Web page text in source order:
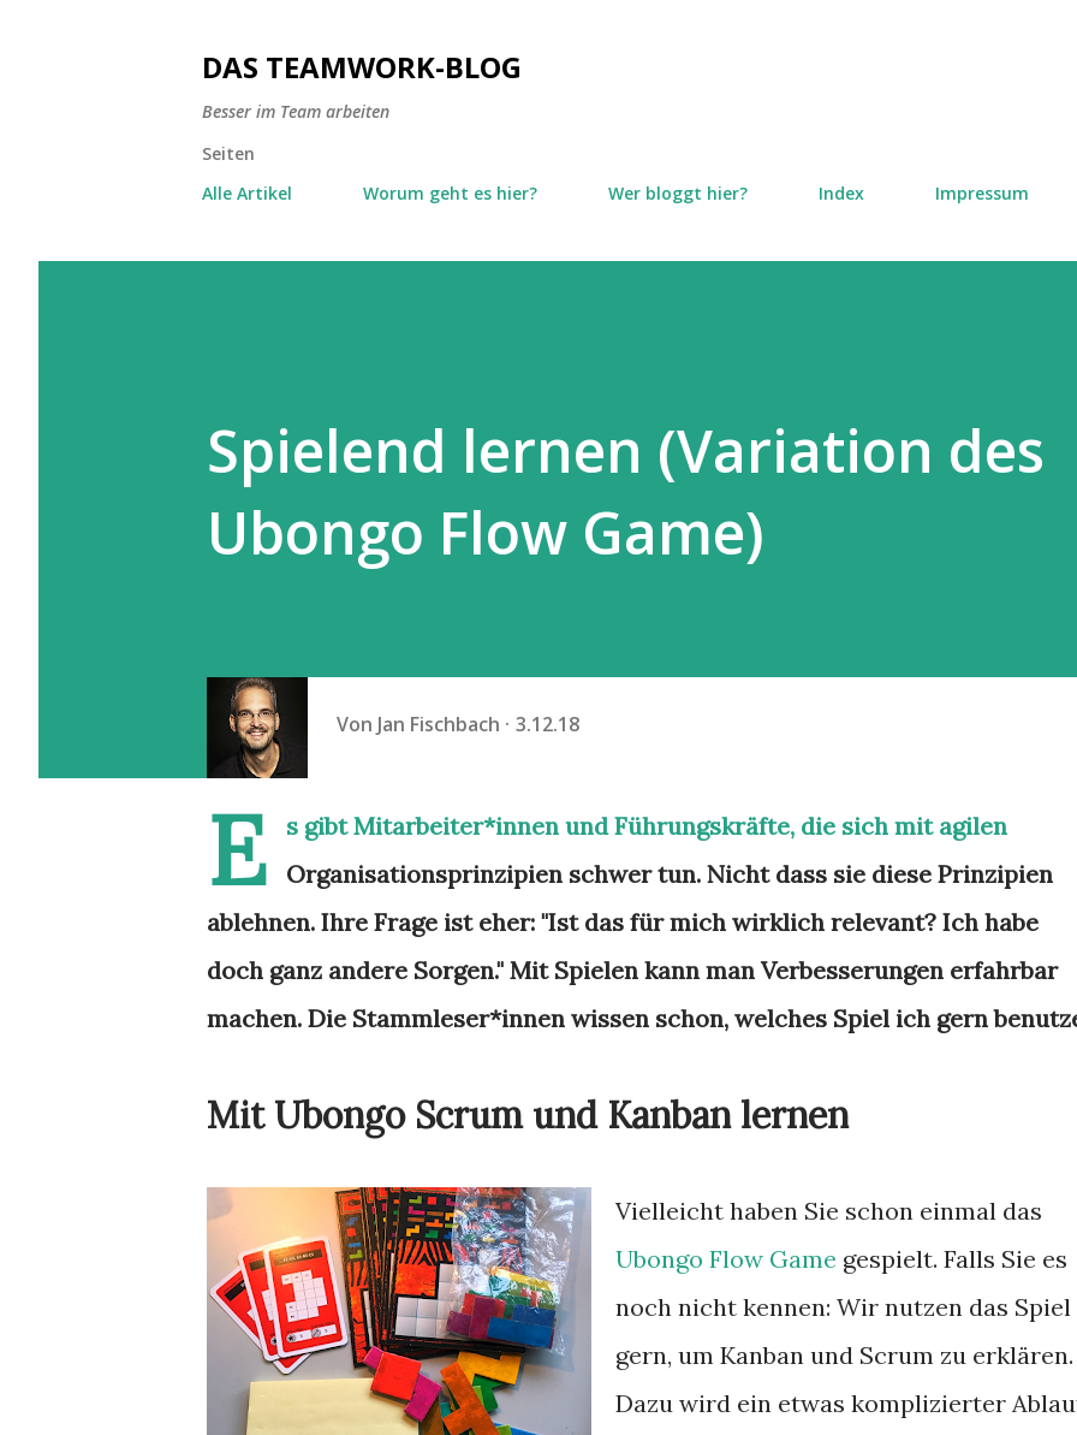
DAS TEAMWORK-BLOG
Besser im Team arbeiten
Seiten
Alle Artikel
Worum geht es hier? Wer bloggt hier? Index Impressum
Spielend lernen (Variation des
Ubongo Flow Game)
Von Jan Fischbach 3.12.18
E
s gibt Mitarbeiter*innen und Führungskräfte, die sich mit agilen
Organisationsprinzipien schwer tun. Nicht dass sie diese Prinzipien
ablehnen. Ihre Frage ist eher: "Ist das für mich wirklich relevant? Ich habe
doch ganz andere Sorgen." Mit Spielen kann man Verbesserungen erfahrbar
machen. Die Stammleser*innen wissen schon, welches Spiel ich gern
Mit Ubongo Scrum und Kanban lernen
Vielleicht haben Sie schon einmal das
Ubongo Flow Game gespielt. Falls Sie es
noch nicht kennen: Wir nutzen das Spiel
gern, um Kanban und Scrum zu erklären.
Dazu wird ein etwas komplizierter